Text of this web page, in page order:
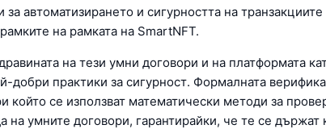
автоматизирането и сигурността на транзакциите
на рамката на SmartNFT.
на тези умни договори и на платформата
добри практики за сигурност. Формалната
който се използват математически методи за
на умните договори, гарантирайки, че те се държат